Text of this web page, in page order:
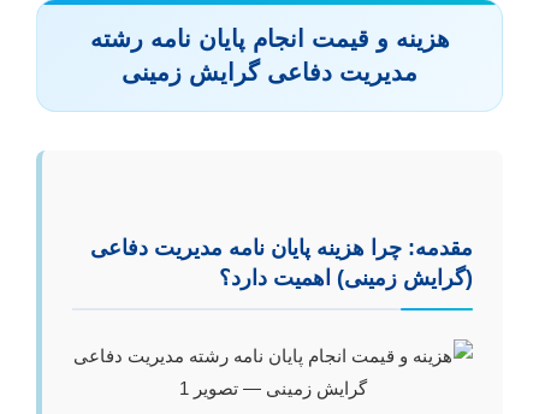
هزینه و قیمت انجام پایان نامه رشته
مدیریت دفاعی گرایش زمینی
مقدمه: چرا هزینه پایان نامه مدیریت دفاعی
(گرایش زمینی) اهمیت دارد؟